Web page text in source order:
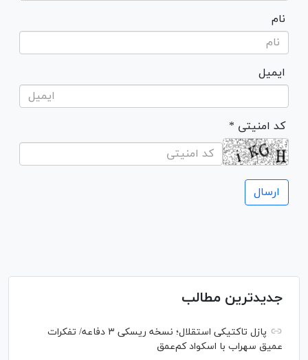
نام
ایمیل
* کد امنیتی
جدیدترین مطالب
پازل تاکتیکی استقلال؛ نسخه ریسکی ۳ دفاعه/ تفکرات
عمیق سهراب با اسکواد کم‌عمق